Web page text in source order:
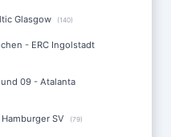
Glasgow (140)
- ERC Ingolstadt
09 - Atalanta
SV (79)